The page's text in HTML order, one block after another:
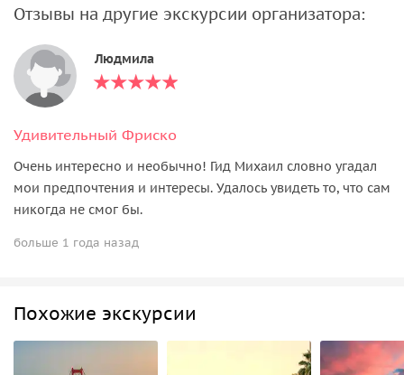
Отзывы на другие экскурсии организатора:
Людмила
Удивительный Фриско
Очень интересно и необычно! Гид Михаил словно угадал
мои предпочтения и интересы. Удалось увидеть то, что сам
никогда не смог бы.
больше 1 года назад
Похожие экскурсии